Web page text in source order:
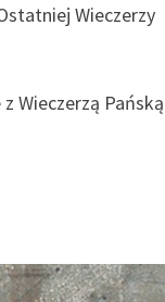
Wieczerzy
Wieczerzą Pańską